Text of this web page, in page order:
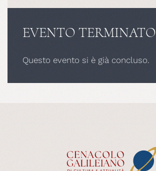
EVENTO TERMINATO
Questo evento si è già concluso.